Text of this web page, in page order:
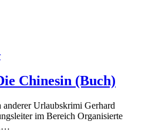
Chinesin (Buch)
Urlaubskrimi Gerhard
im Bereich Organisierte